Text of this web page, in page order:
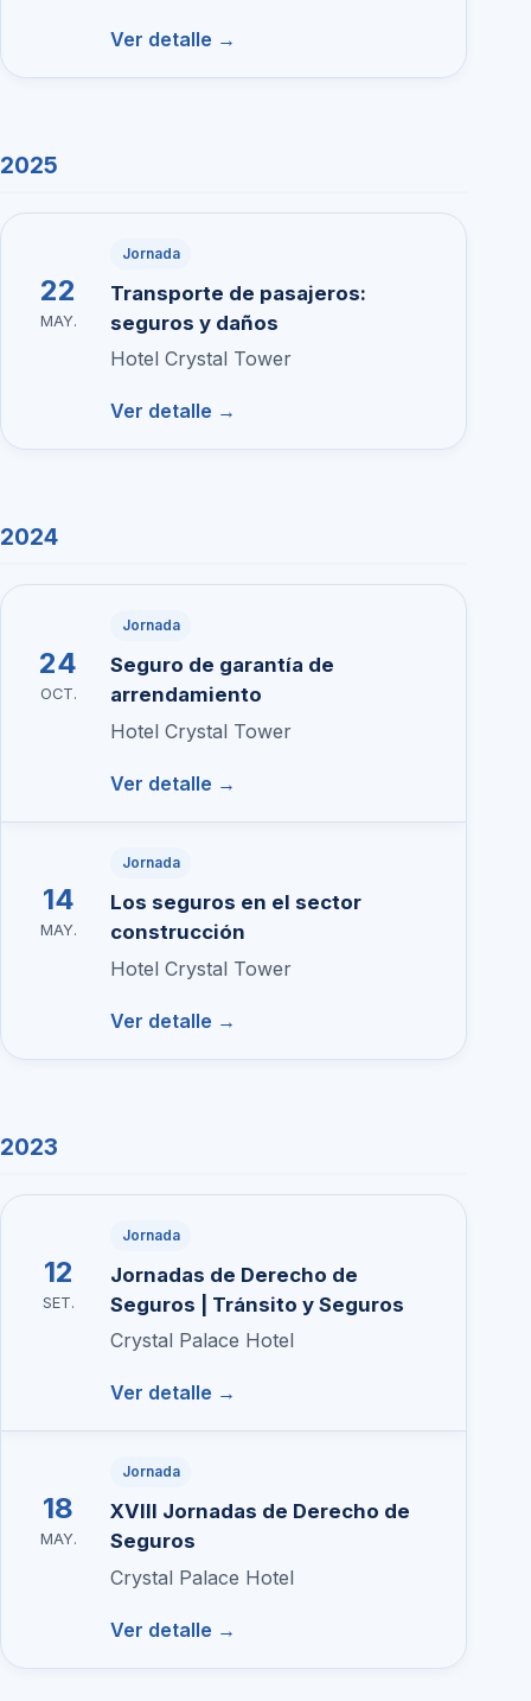
Ver detalle →
2025
22
MAY.
Jornada
Transporte de pasajeros:
seguros y daños
Hotel Crystal Tower
Ver detalle →
2024
24
OCT.
Jornada
Seguro de garantía de
arrendamiento
Hotel Crystal Tower
Ver detalle →
14
MAY.
Jornada
Los seguros en el sector
construcción
Hotel Crystal Tower
Ver detalle →
2023
12
SET.
Jornada
Jornadas de Derecho de
Seguros | Tránsito y Seguros
Crystal Palace Hotel
Ver detalle →
18
MAY.
Jornada
XVIII Jornadas de Derecho de
Seguros
Crystal Palace Hotel
Ver detalle →